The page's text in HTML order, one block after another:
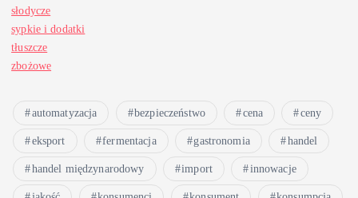
słodycze
sypkie i dodatki
tłuszcze
zbożowe
automatyzacja bezpieczeństwo cena ceny
eksport fermentacja gastronomia handel
handel międzynarodowy import innowacje